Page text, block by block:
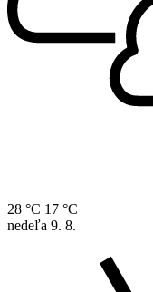
28 °C 17 °C
nedeľa 9. 8.